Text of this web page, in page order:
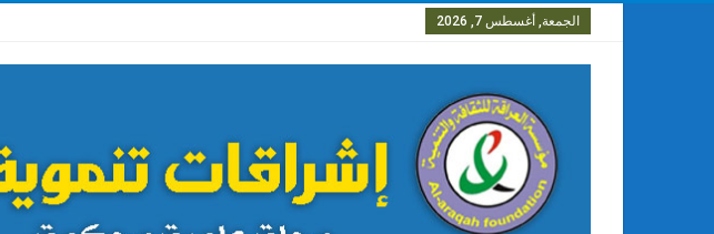
الجمعة, أغسطس 7, 2026